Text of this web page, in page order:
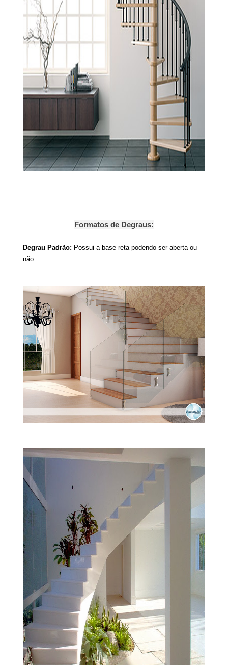
Formatos de Degraus:
Degrau Padrão: Possui a base reta podendo ser aberta ou
não.